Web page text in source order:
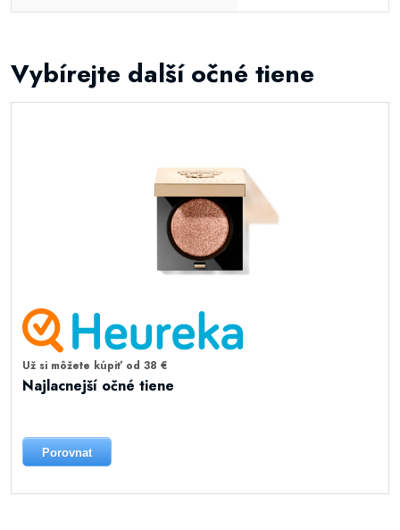
Vybírejte další očné tiene
Už si môžete kúpiť od 38 €
Najlacnejší očné tiene
Porovnat